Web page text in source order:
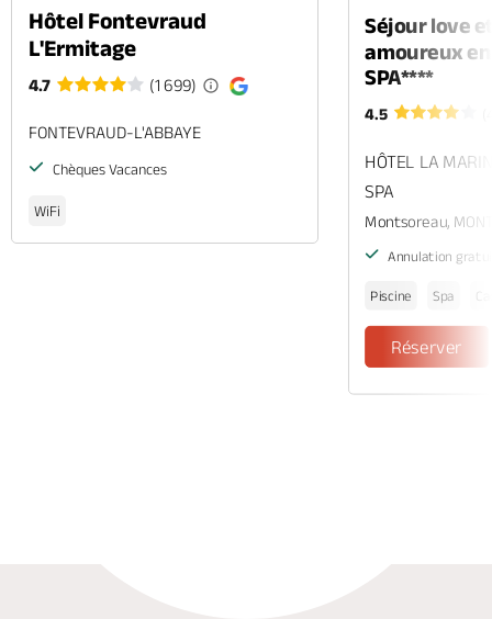
Hôtel Fontevraud
L'Ermitage
4.7 (1 699)
FONTEVRAUD-L'ABBAYE
Chèques Vacances
WiFi
Séjour love
amoureux
SPA****
4.5
HÔTEL LA
SPA
Montsoreau,
Annulation
Piscine Spa
Réserver